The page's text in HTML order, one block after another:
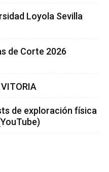
Loyola Sevilla
de Corte 2026
de exploración física